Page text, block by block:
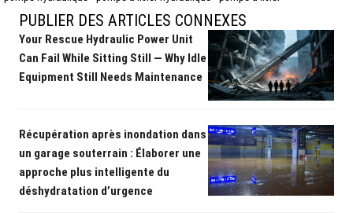
PUBLIER DES ARTICLES CONNEXES
Your Rescue Hydraulic Power Unit
Can Fail While Sitting Still — Why Idle
Equipment Still Needs Maintenance
Récupération après inondation dans
un garage souterrain : Élaborer une
approche plus intelligente du
déshydratation d’urgence